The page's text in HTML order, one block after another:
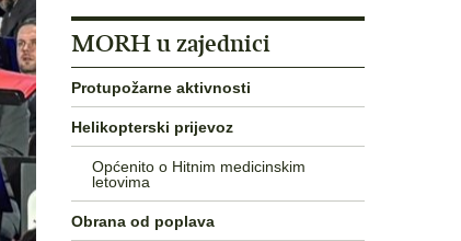
MORH u zajednici
Protupožarne aktivnosti
Helikopterski prijevoz
Općenito o Hitnim medicinskim
letovima
Obrana od poplava